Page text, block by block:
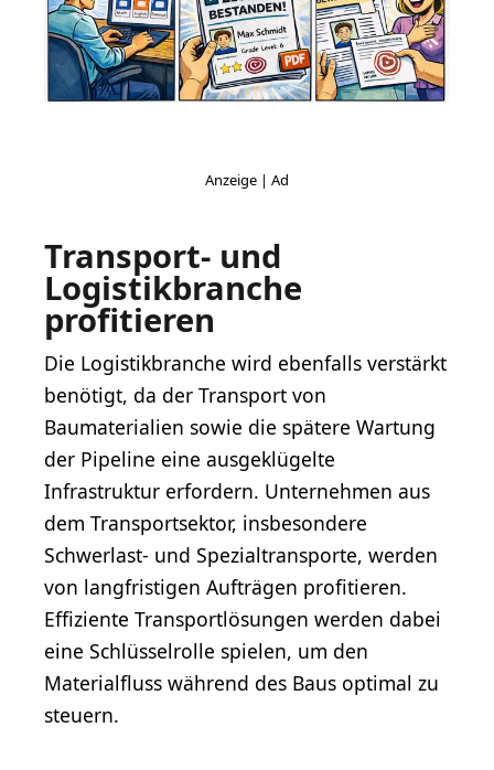
Transport- und
Logistikbranche
profitieren
Die Logistikbranche wird ebenfalls verstärkt
benötigt, da der Transport von
Baumaterialien sowie die spätere Wartung
der Pipeline eine ausgeklügelte
Infrastruktur erfordern. Unternehmen aus
dem Transportsektor, insbesondere
Schwerlast- und Spezialtransporte, werden
von langfristigen Aufträgen profitieren.
Effiziente Transportlösungen werden dabei
eine Schlüsselrolle spielen, um den
Materialfluss während des Baus optimal zu
steuern.